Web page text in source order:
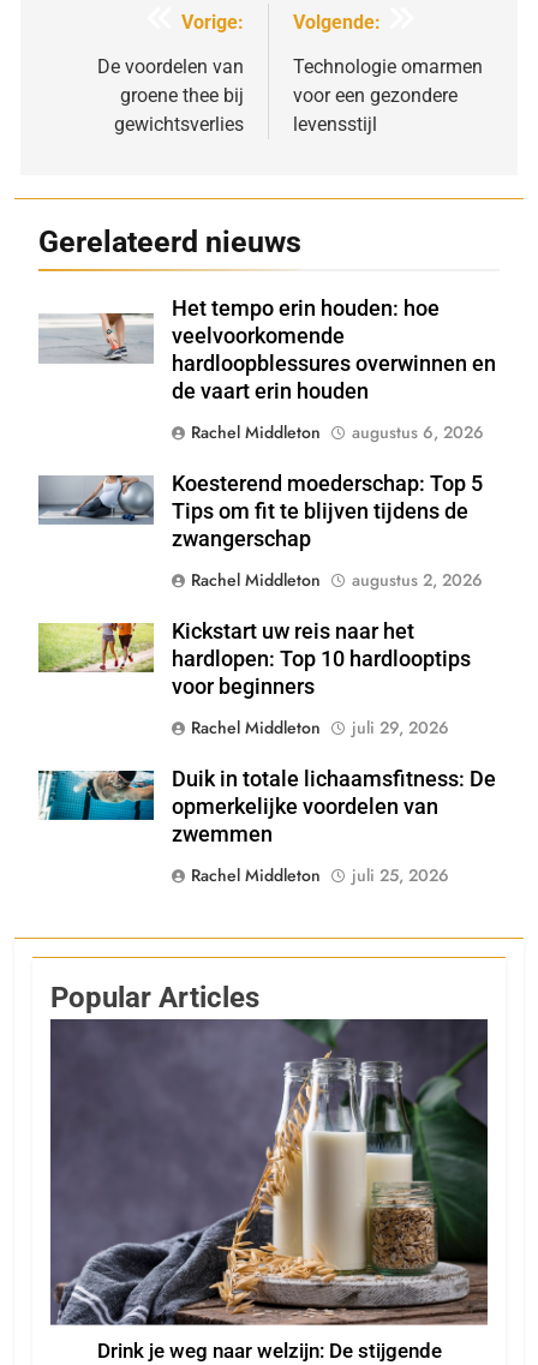
navigatie
Vorige:
De voordelen van
groene thee bij
gewichtsverlies
Volgende:
Technologie omarmen
voor een gezondere
levensstijl
Gerelateerd nieuws
Shutterstock
Het tempo erin houden: hoe
veelvoorkomende
hardloopblessures overwinnen en
de vaart erin houden
Rachel Middleton
augustus 6, 2026
Shutterstock
Koesterend moederschap: Top 5
Tips om fit te blijven tijdens de
zwangerschap
Rachel Middleton
augustus 2, 2026
Shutterstock
Kickstart uw reis naar het
hardlopen: Top 10 hardlooptips
voor beginners
Rachel Middleton
juli 29, 2026
Shutterstock
Duik in totale lichaamsfitness: De
opmerkelijke voordelen van
zwemmen
Rachel Middleton
juli 25, 2026
Popular Articles
Drink je weg naar welzijn: De stijgende